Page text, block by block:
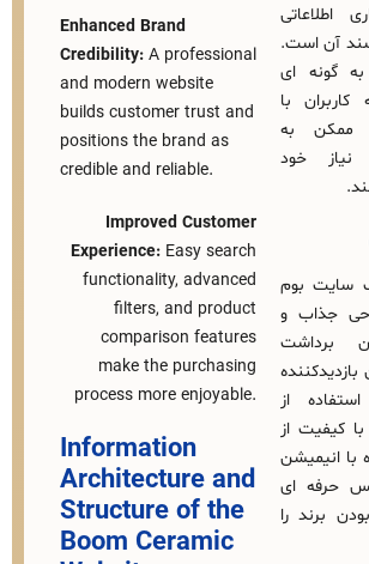
Enhanced Brand
Credibility:A professional
and modern website
builds customer trust and
positions the brand as
credible and reliable.
Improved Customer
Experience:
functionality, advanced
filters, and product
comparison features
make the purchasing
process more enjoyable.
Information
Architecture and
Structure of the
Boom Ceramic